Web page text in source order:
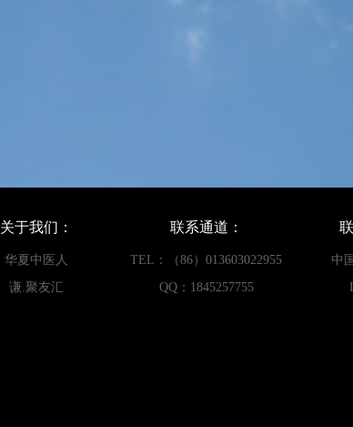
关于我们：
华夏中医人
谦.聚友汇
联系通道：
TEL：（86）013603022955
QQ：1845257755
中